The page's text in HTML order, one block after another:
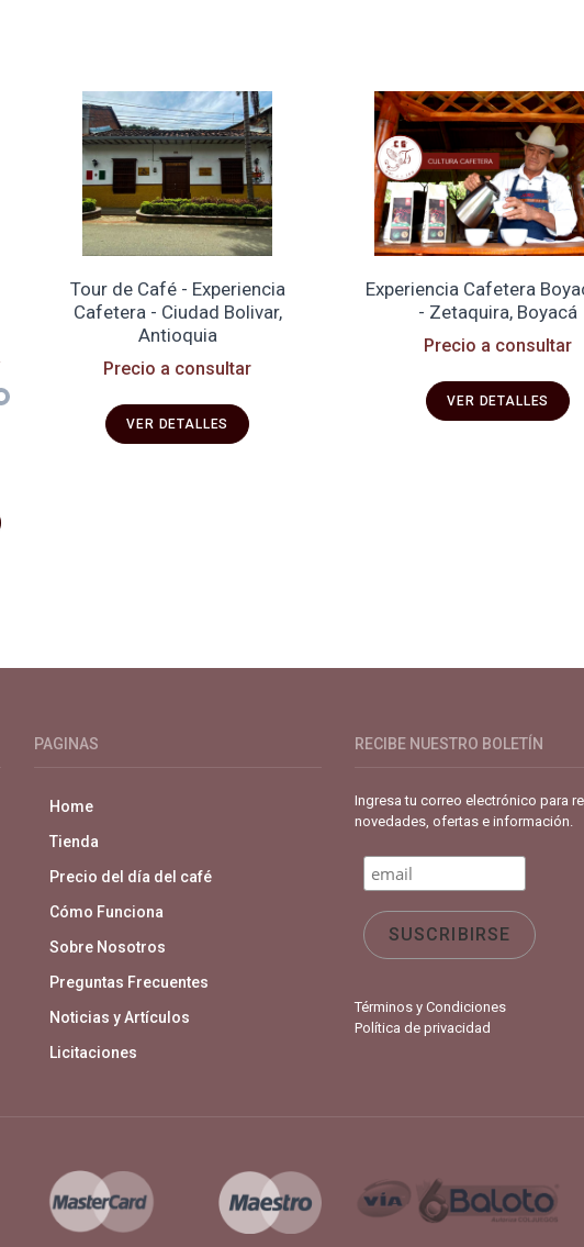
Tour de Café - Experiencia
Cafetera - Ciudad Bolivar,
Antioquia
Precio a consultar
VER DETALLES
Experiencia Cafetera
- Zetaquira, Boyacá
Precio a consultar
VER DETALLES
PAGINAS
Home
Tienda
Precio del día del café
Cómo Funciona
Sobre Nosotros
Preguntas Frecuentes
Noticias y Artículos
Licitaciones
RECIBE NUESTRO BOLETÍN
Ingresa tu correo electrónico para
novedades, ofertas e información.
Términos y Condiciones
Política de privacidad